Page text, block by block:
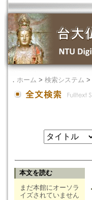
． ホーム > 検索システム >
本文を読む
まだ本館にオーソラ
イズされていません